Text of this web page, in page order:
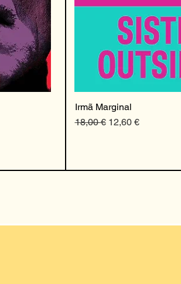
Irmã Marginal
Preço normal
18,00 € Preço promocional
12,60 €